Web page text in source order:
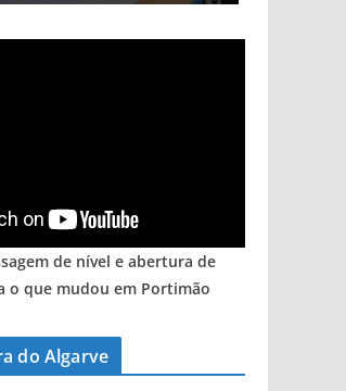
de nível e abertura de
o que mudou em Portimão
do Algarve